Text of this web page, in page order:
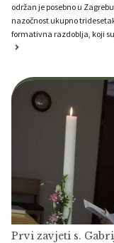
održan je posebno u
nazočnost ukupno
formativna razdoblja, koji
Prvi zavjeti s.